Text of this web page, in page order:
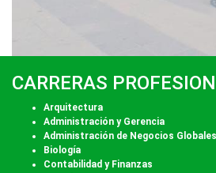
CARRERAS
Arquitectura
Administración y Gerencia
Administración de Negocios Globales
Biología
Contabilidad y Finanzas